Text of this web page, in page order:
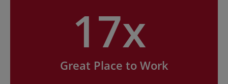
17x
Great Place to Work